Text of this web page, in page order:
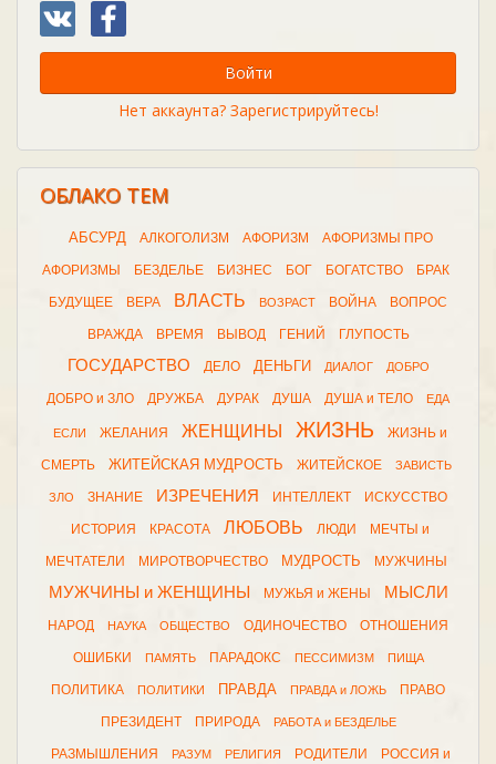
Войти
Нет аккаунта? Зарегистрируйтесь!
ОБЛАКО ТЕМ
АБСУРД АЛКОГОЛИЗМ АФОРИЗМ АФОРИЗМЫ ПРО
АФОРИЗМЫ БЕЗДЕЛЬЕ БИЗНЕС БОГ БОГАТСТВО БРАК
БУДУЩЕЕ ВЕРА ВЛАСТЬ ВОЗРАСТ ВОЙНА ВОПРОС
ВРАЖДА ВРЕМЯ ВЫВОД ГЕНИЙ ГЛУПОСТЬ
ГОСУДАРСТВО ДЕЛО ДЕНЬГИ ДИАЛОГ ДОБРО
ДОБРО и ЗЛО ДРУЖБА ДУРАК ДУША ДУША и ТЕЛО ЕДА
ЕСЛИ ЖЕЛАНИЯ ЖЕНЩИНЫ ЖИЗНЬ ЖИЗНЬ и
СМЕРТЬ ЖИТЕЙСКАЯ МУДРОСТЬ ЖИТЕЙСКОЕ ЗАВИСТЬ
ЗЛО ЗНАНИЕ ИЗРЕЧЕНИЯ ИНТЕЛЛЕКТ ИСКУССТВО
ИСТОРИЯ КРАСОТА ЛЮБОВЬ ЛЮДИ МЕЧТЫ и
МЕЧТАТЕЛИ МИРОТВОРЧЕСТВО МУДРОСТЬ МУЖЧИНЫ
МУЖЧИНЫ и ЖЕНЩИНЫ МУЖЬЯ и ЖЕНЫ МЫСЛИ
НАРОД НАУКА ОБЩЕСТВО ОДИНОЧЕСТВО ОТНОШЕНИЯ
ОШИБКИ ПАМЯТЬ ПАРАДОКС ПЕССИМИЗМ ПИЩА
ПОЛИТИКА ПОЛИТИКИ ПРАВДА ПРАВДА и ЛОЖЬ ПРАВО
ПРЕЗИДЕНТ ПРИРОДА РАБОТА и БЕЗДЕЛЬЕ
РАЗМЫШЛЕНИЯ РАЗУМ РЕЛИГИЯ РОДИТЕЛИ РОССИЯ и